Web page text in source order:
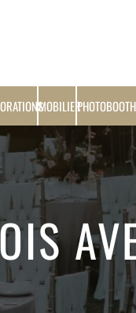
MOBILIER